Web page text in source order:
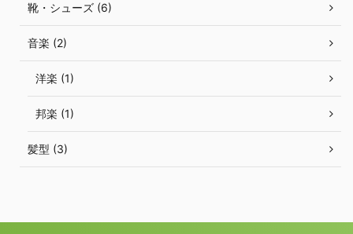
靴・シューズ (6)
音楽 (2)
洋楽 (1)
邦楽 (1)
髪型 (3)